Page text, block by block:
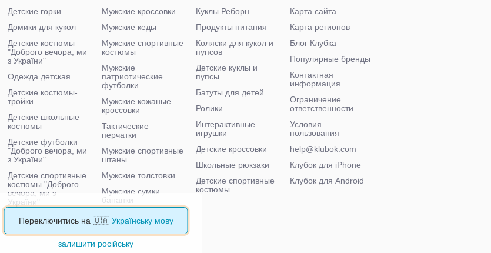
Детские горки
Домики для кукол
Детские костюмы
"Доброго вечора, ми
з України"
Одежда детская
Детские костюмы-
тройки
Детские школьные
костюмы
Детские футболки
"Доброго вечора, ми
з України"
Детские спортивные
костюмы "Доброго
вечора, ми з
України"
Детские велосипеды
Мужские кроссовки
Мужские кеды
Мужские спортивные
костюмы
Мужские
патриотические
футболки
Мужские кожаные
кроссовки
Тактические
перчатки
Мужские спортивные
штаны
Мужские толстовки
Мужские сумки
бананки
Мужские тактические
кроссовки
Куклы Реборн
Продукты питания
Коляски для кукол и
пупсов
Детские куклы и
пупсы
Батуты для детей
Ролики
Интерактивные
игрушки
Детские кроссовки
Школьные рюкзаки
Детские спортивные
костюмы
Карта сайта
Карта регионов
Блог Клубка
Популярные бренды
Контактная
информация
Ограничение
ответственности
Условия
пользования
help@klubok.com
Клубок для iPhone
Клубок для Android
Переключитись на 🇺🇦 Українську мову
залишити російську